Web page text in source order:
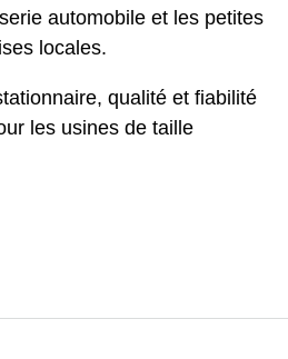
automobile et les petites
locales.
qualité et fiabilité
les usines de taille